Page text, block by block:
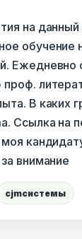
на
обучение
В каких
Ссылка на
моя
внимание
cjmсистемы